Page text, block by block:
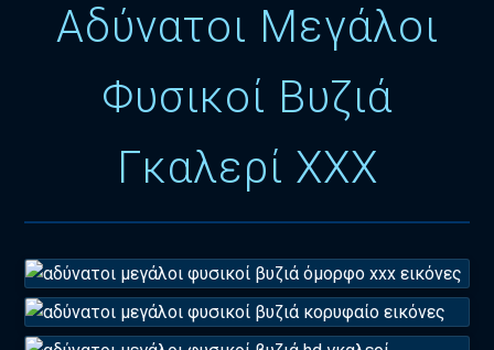
Αδύνατοι Μεγάλοι
Φυσικοί Βυζιά
Γκαλερί XXX